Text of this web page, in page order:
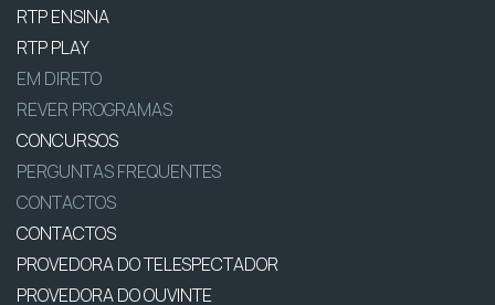
RTP ENSINA
RTP PLAY
EM DIRETO
REVER PROGRAMAS
CONCURSOS
PERGUNTAS FREQUENTES
CONTACTOS
CONTACTOS
PROVEDORA DO TELESPECTADOR
PROVEDORA DO OUVINTE